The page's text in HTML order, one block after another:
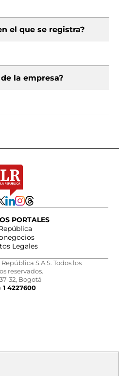
el que se registra?
la empresa?
PORTALES
Legales
S.A.S. Todos los
reservados.
32, Bogotá
1 4227600